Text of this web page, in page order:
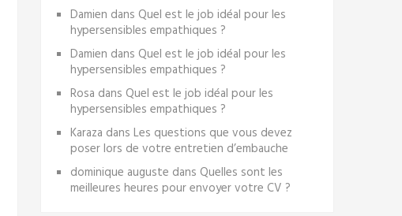
Damien dans Quel est le job idéal pour les
hypersensibles empathiques ?
Damien dans Quel est le job idéal pour les
hypersensibles empathiques ?
Rosa dans Quel est le job idéal pour les
hypersensibles empathiques ?
Karaza dans Les questions que vous devez
poser lors de votre entretien d’embauche
dominique auguste dans Quelles sont les
meilleures heures pour envoyer votre CV ?